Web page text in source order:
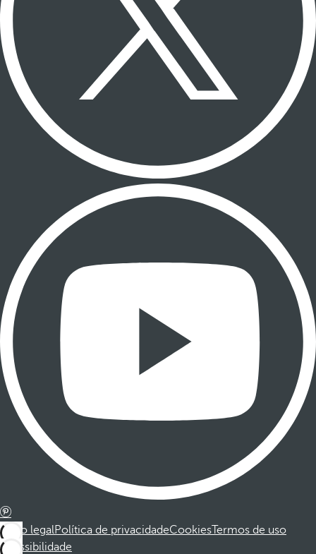
Aviso legalPolítica de privacidadeCookiesTermos de uso
Acessibilidade